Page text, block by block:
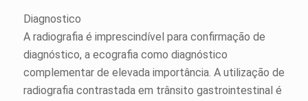
Diagnostico
A radiografia é imprescindível para confirmação de
diagnóstico, a ecografia como diagnóstico
complementar de elevada importância. A utilização de
radiografia contrastada em trânsito gastrointestinal é